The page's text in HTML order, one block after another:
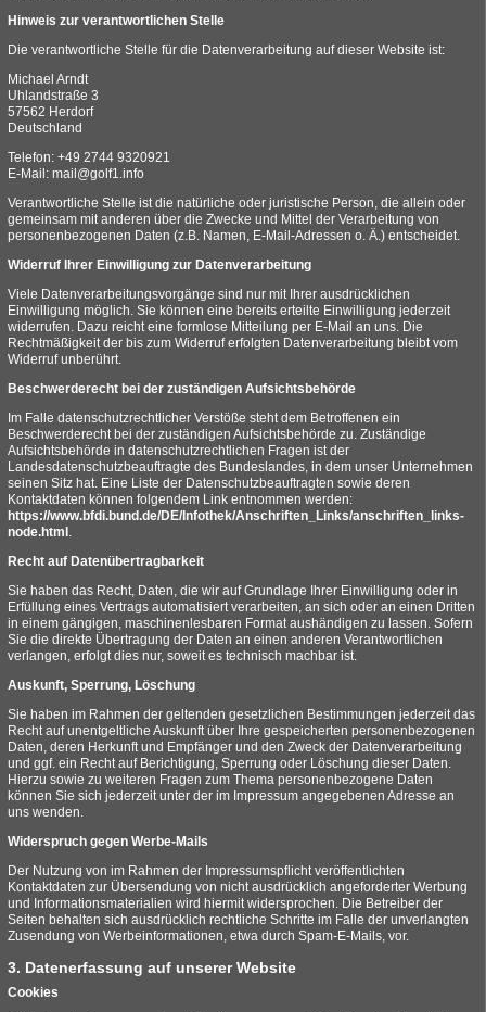
Hinweis zur verantwortlichen Stelle
Die verantwortliche Stelle für die Datenverarbeitung auf dieser Website ist:
Michael Arndt
Uhlandstraße 3
57562 Herdorf
Deutschland
Telefon: +49 2744 9320921
E-Mail: mail@golf1.info
Verantwortliche Stelle ist die natürliche oder juristische Person, die allein oder
gemeinsam mit anderen über die Zwecke und Mittel der Verarbeitung von
personenbezogenen Daten (z.B. Namen, E-Mail-Adressen o. Ä.) entscheidet.
Widerruf Ihrer Einwilligung zur Datenverarbeitung
Viele Datenverarbeitungsvorgänge sind nur mit Ihrer ausdrücklichen
Einwilligung möglich. Sie können eine bereits erteilte Einwilligung jederzeit
widerrufen. Dazu reicht eine formlose Mitteilung per E-Mail an uns. Die
Rechtmäßigkeit der bis zum Widerruf erfolgten Datenverarbeitung bleibt vom
Widerruf unberührt.
Beschwerderecht bei der zuständigen Aufsichtsbehörde
Im Falle datenschutzrechtlicher Verstöße steht dem Betroffenen ein
Beschwerderecht bei der zuständigen Aufsichtsbehörde zu. Zuständige
Aufsichtsbehörde in datenschutzrechtlichen Fragen ist der
Landesdatenschutzbeauftragte des Bundeslandes, in dem unser Unternehmen
seinen Sitz hat. Eine Liste der Datenschutzbeauftragten sowie deren
Kontaktdaten können folgendem Link entnommen werden:
https://www.bfdi.bund.de/DE/Infothek/Anschriften_Links/anschriften_links-
node.html
Recht auf Datenübertragbarkeit
Sie haben das Recht, Daten, die wir auf Grundlage Ihrer Einwilligung oder in
Erfüllung eines Vertrags automatisiert verarbeiten, an sich oder an einen Dritten
in einem gängigen, maschinenlesbaren Format aushändigen zu lassen. Sofern
Sie die direkte Übertragung der Daten an einen anderen Verantwortlichen
verlangen, erfolgt dies nur, soweit es technisch machbar ist.
Auskunft, Sperrung, Löschung
Sie haben im Rahmen der geltenden gesetzlichen Bestimmungen jederzeit das
Recht auf unentgeltliche Auskunft über Ihre gespeicherten personenbezogenen
Daten, deren Herkunft und Empfänger und den Zweck der Datenverarbeitung
und ggf. ein Recht auf Berichtigung, Sperrung oder Löschung dieser Daten.
Hierzu sowie zu weiteren Fragen zum Thema personenbezogene Daten
können Sie sich jederzeit unter der im Impressum angegebenen Adresse an
uns wenden.
Widerspruch gegen Werbe-Mails
Der Nutzung von im Rahmen der Impressumspflicht veröffentlichten
Kontaktdaten zur Übersendung von nicht ausdrücklich angeforderter Werbung
und Informationsmaterialien wird hiermit widersprochen. Die Betreiber der
Seiten behalten sich ausdrücklich rechtliche Schritte im Falle der unverlangten
Zusendung von Werbeinformationen, etwa durch Spam-E-Mails, vor.
3. Datenerfassung auf unserer Website
Cookies